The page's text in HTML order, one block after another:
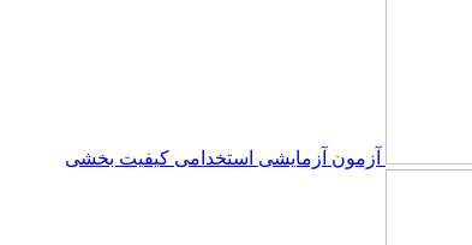
آزمون آزمایشی استخدامی کیفیت بخشی